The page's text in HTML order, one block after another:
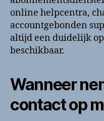
online helpcentra,
accountgebonden
altijd een duidelijk
beschikbaar.
Wanneer
contact op